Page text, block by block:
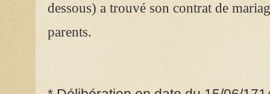
dessous) a trouvé son contrat de
parents.